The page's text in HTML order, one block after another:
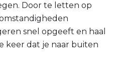
Door te letten op
snel opgeeft en haal
keer dat je naar buiten